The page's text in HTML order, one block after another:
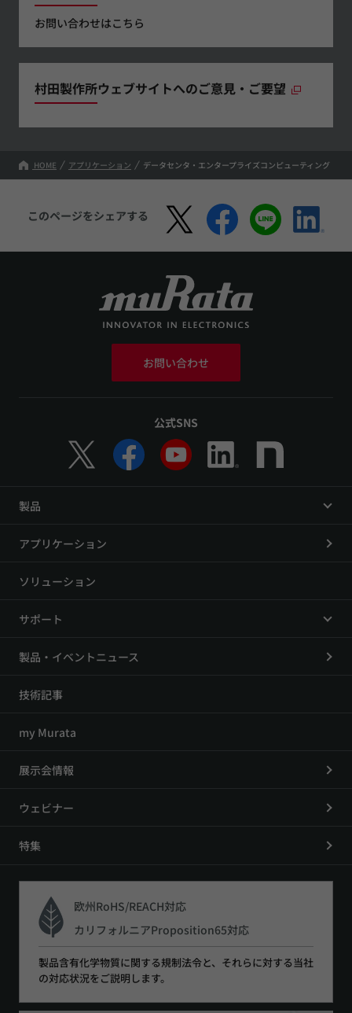
お問い合わせはこちら
村田製作所ウェブサイトへのご意見・ご要望
HOME アプリケーション データセンタ・エンタープライズコンピューティング
このページをシェアする
お問い合わせ
公式SNS
製品
アプリケーション
ソリューション
サポート
製品・イベントニュース
技術記事
my Murata
展示会情報
ウェビナー
特集
欧州RoHS/REACH対応
カリフォルニアProposition65対応
製品含有化学物質に関する規制法令と、それらに対する当社
の対応状況をご説明します。